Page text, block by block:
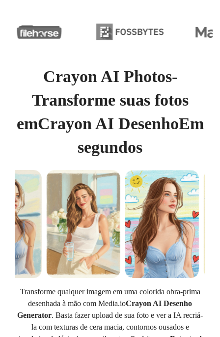
Crayon AI Photos-
Transforme suas fotos
emCrayon AI DesenhoEm
segundos
Transforme qualquer imagem em uma colorida obra-prima
desenhada à mão com Media.ioCrayon AI Desenho
Generator. Basta fazer upload de sua foto e ver a IA recriá-
la com texturas de cera macia, contornos ousados e